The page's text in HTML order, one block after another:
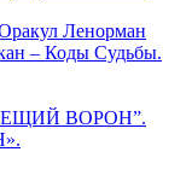
Ленорман
– Коды Судьбы.
ВОРОН”.